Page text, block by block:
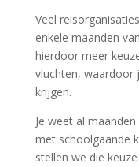
Veel
enkele maanden
hierdoor meer
vluchten, waardoor
krijgen.
Je weet al
met schoolgaande
stellen we die